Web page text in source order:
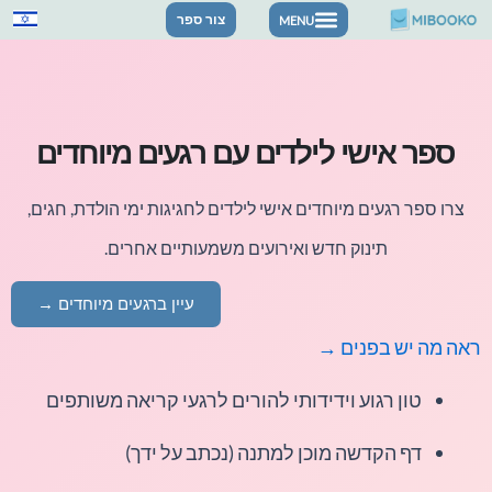
דילוג
צור ספר
ספר אישי לילדים עם רגעים מיוחדים
צרו ספר רגעים מיוחדים אישי לילדים לחגיגות ימי הולדת, חגים,
תינוק חדש ואירועים משמעותיים אחרים.
עיין ברגעים מיוחדים →
ראה מה יש בפנים →
טון רגוע וידידותי להורים לרגעי קריאה משותפים
דף הקדשה מוכן למתנה (נכתב על ידך)